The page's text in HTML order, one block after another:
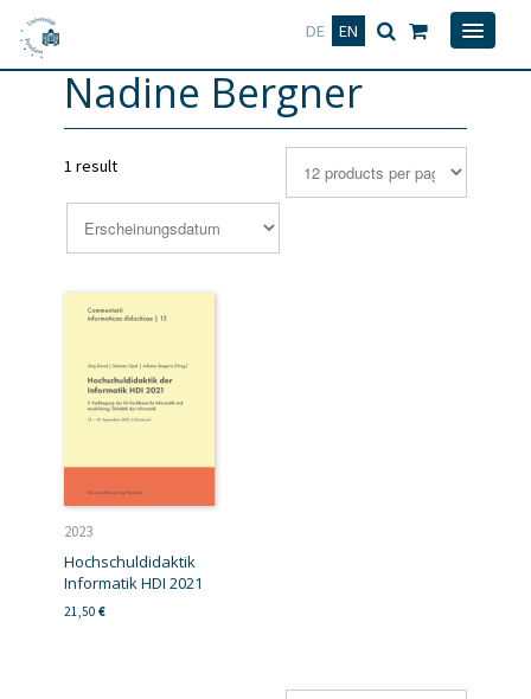
DE EN
Deutsch
Nadine Bergner
1 result
2023
Hochschuldidaktik
Informatik HDI 2021
21,50 €